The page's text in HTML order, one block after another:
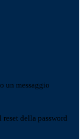
un messaggio
della password